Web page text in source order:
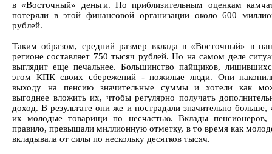
в «Восточный» деньги. По приблизительным оценкам
потеряли в этой финансовой организации около 600
рублей.
Таким образом, средний размер вклада в «Восточный» в
регионе составляет 750 тысяч рублей. Но на самом деле
выглядит еще печальнее. Большинство пайщиков,
этом КПК своих сбережений - пожилые люди. Они
выходу на пенсию значительные суммы и хотели как
выгоднее вложить их, чтобы регулярно получать
доход. В результате они же и пострадали значительно больше,
их молодые товарищи по несчастью. Вклады пенсионеров,
правило, превышали миллионную отметку, в то время как
вкладывала от силы по нескольку десятков тысяч.